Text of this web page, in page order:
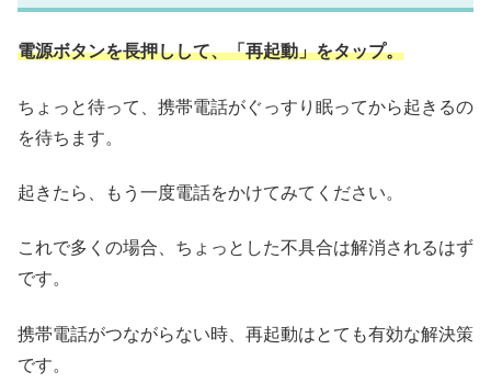
電源ボタンを長押しして、「再起動」をタップ。
ちょっと待って、携帯電話がぐっすり眠ってから起きるの
を待ちます。
起きたら、もう一度電話をかけてみてください。
これで多くの場合、ちょっとした不具合は解消されるはず
です。
携帯電話がつながらない時、再起動はとても有効な解決策
です。